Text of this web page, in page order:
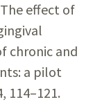
The effect of
chronic and
a pilot
114–121.